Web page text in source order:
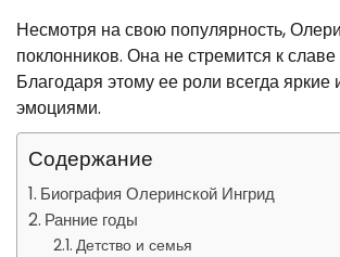
Несмотря на свою популярность,
поклонников. Она не стремится к
Благодаря этому ее роли всегда
эмоциями.
Содержание
Биография Олеринской Ингрид
Ранние годы
Детство и семья